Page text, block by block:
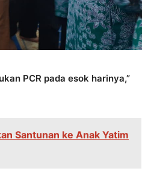
PCR pada esok harinya,”
Santunan ke Anak Yatim